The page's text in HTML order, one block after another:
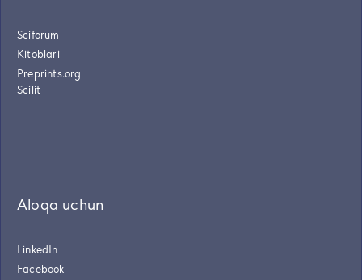
Sciforum
Kitoblari
Preprints.org
Scilit
Aloqa uchun
LinkedIn
Facebook